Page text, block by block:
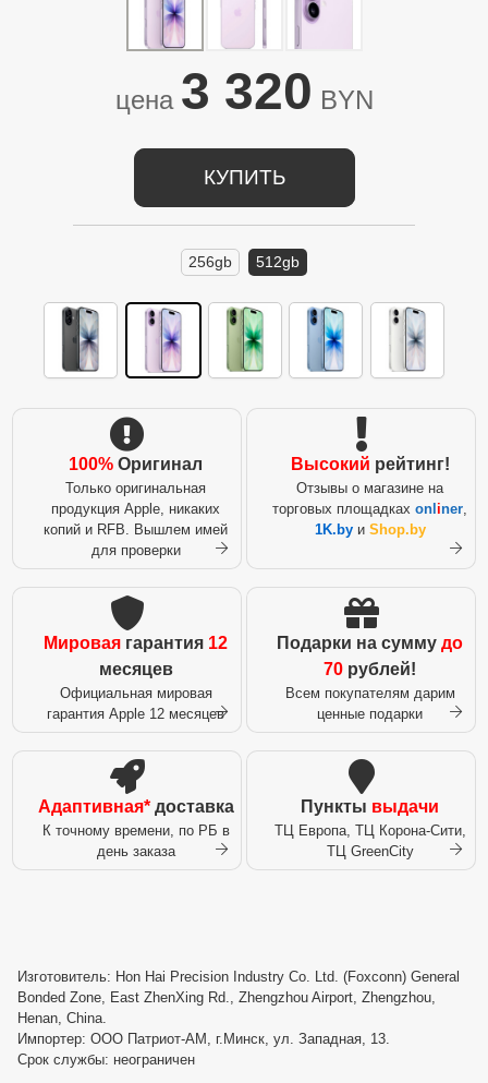
цена 3 320 BYN
КУПИТЬ
256gb 512gb
100% Оригинал
Только оригинальная
продукция Apple, никаких
копий и RFB. Вышлем имей
для проверки
Высокий рейтинг!
Отзывы о магазине на
торговых площадках onl iner,
1K.byи Shop.by
Мировая гарантия 12
месяцев
Официальная мировая
гарантия Apple 12 месяцев
Подарки на сумму до
70 рублей!
Всем покупателям дарим
ценные подарки
Адаптивная*доставка
К точному времени, по РБ в
день заказа
Пункты выдачи
ТЦ Европа, ТЦ Корона-Сити,
ТЦ GreenCity
Изготовитель: Hon Hai Precision Industry Co. Ltd. (Foxconn) General
Bonded Zone, East ZhenXing Rd., Zhengzhou Airport, Zhengzhou,
Henan, China.
Импортер: ООО Патриот-АМ, г.Минск, ул. Западная, 13.
Срок службы: неограничен